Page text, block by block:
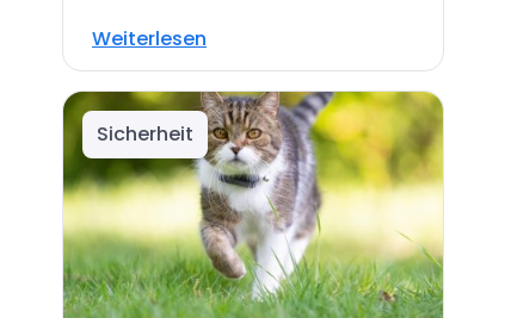
Weiterlesen
Sicherheit